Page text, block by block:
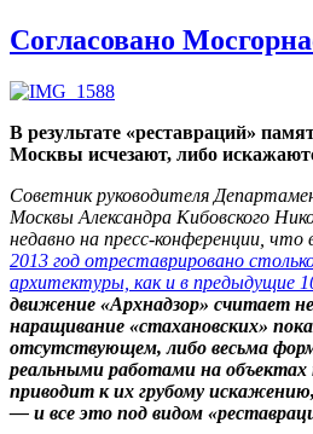
Согласовано
В результате «реставраций»
Москвы исчезают, либо
Советник руководителя
Москвы Александра Кибовского
недавно на пресс-конференции, что
2013 год отреставрировано
архитектуры, как и в предыдущие
движение «Архнадзор» считает
наращивание «стахановских»
отсутствующем, либо весьма
реальными работами на объектах
приводит к их грубому
— и все это под видом